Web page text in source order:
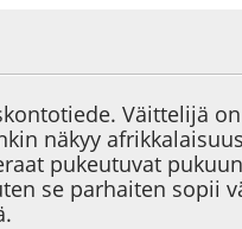
Väittelijä
näkyy
pukeutuvat
se parhaiten sopii